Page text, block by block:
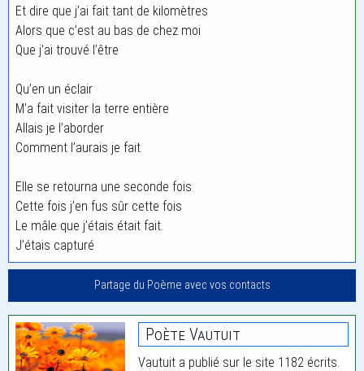
Et dire que j’ai fait tant de kilomètres
Alors que c’est au bas de chez moi
Que j’ai trouvé l’être
Qu’en un éclair
M’a fait visiter la terre entière
Allais je l’aborder
Comment l’aurais je fait
Elle se retourna une seconde fois
Cette fois j’en fus sûr cette fois
Le mâle que j’étais était fait.
J’étais capturé
Partage du Poème avec vos contacts
Poète Vautuit
Vautuit a publié sur le site 1182 écrits.